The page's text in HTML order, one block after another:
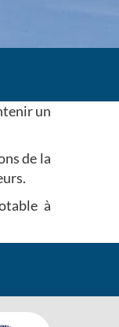
un
de la
à